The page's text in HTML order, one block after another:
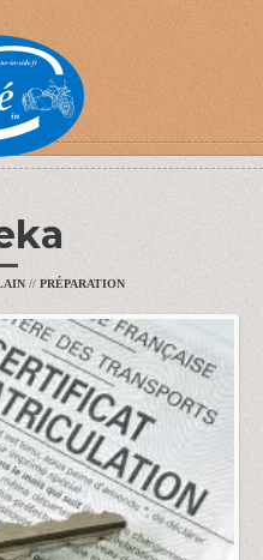
// PRÉPARATION